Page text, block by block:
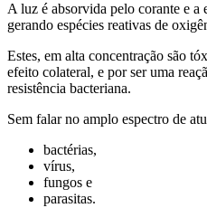
A luz é absorvida pelo corante e a
gerando espécies reativas de
Estes, em alta concentração são
efeito colateral, e por ser uma
resistência bacteriana.
Sem falar no amplo espectro de
bactérias,
vírus,
fungos e
parasitas.